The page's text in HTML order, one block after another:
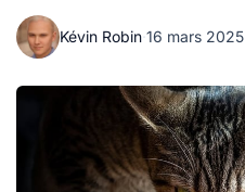
Kévin Robin·16 mars 2025